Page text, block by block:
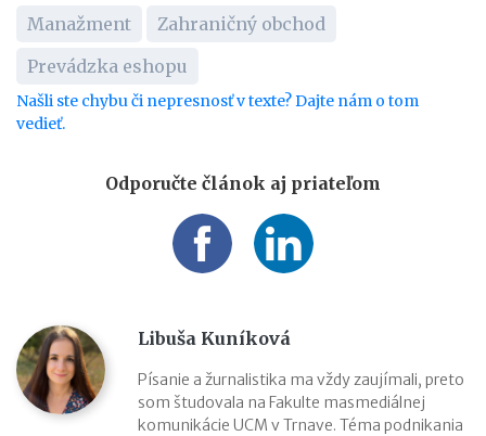
Manažment
Zahraničný obchod
Prevádzka eshopu
Našli ste chybu či nepresnosť v texte? Dajte nám o tom
vedieť.
Odporučte článok aj priateľom
Libuša Kuníková
Písanie a žurnalistika ma vždy zaujímali, preto
som študovala na Fakulte masmediálnej
komunikácie UCM v Trnave. Téma podnikania